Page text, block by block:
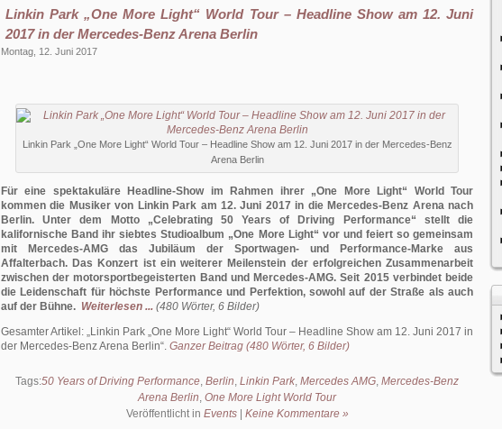
Linkin Park „One More Light“ World Tour – Headline Show am 12. Juni
2017 in der Mercedes-Benz Arena Berlin
Montag, 12. Juni 2017
Linkin Park „One More Light“ World Tour – Headline Show am 12. Juni 2017 in der Mercedes-Benz
Arena Berlin
Für eine spektakuläre Headline-Show im Rahmen ihrer „One More Light“ World Tour
kommen die Musiker von Linkin Park am 12. Juni 2017 in die Mercedes-Benz Arena nach
Berlin. Unter dem Motto „Celebrating 50 Years of Driving Performance“ stellt die
kalifornische Band ihr siebtes Studioalbum „One More Light“ vor und feiert so gemeinsam
mit Mercedes-AMG das Jubiläum der Sportwagen- und Performance-Marke aus
Affalterbach. Das Konzert ist ein weiterer Meilenstein der erfolgreichen Zusammenarbeit
zwischen der motorsportbegeisterten Band und Mercedes-AMG. Seit 2015 verbindet beide
die Leidenschaft für höchste Performance und Perfektion, sowohl auf der Straße als auch
auf der Bühne. Weiterlesen ... (480 Wörter, 6 Bilder)
Gesamter Artikel:
Linkin Park „One More Light“ World Tour – Headline Show am 12. Juni 2017 in
der Mercedes-Benz Arena Berlin . Ganzer Beitrag (480 Wörter, 6 Bilder)
Tags:50 Years of Driving Performance, Berlin, Linkin Park, Mercedes AMG, Mercedes-Benz
Arena Berlin, One More Light World Tour
Veröffentlicht in Events| Keine Kommentare »